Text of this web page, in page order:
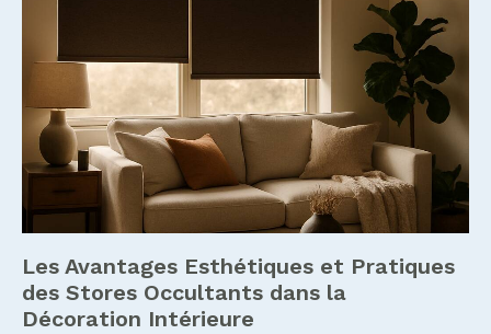
Les Avantages Esthétiques et Pratiques
des Stores Occultants dans la
Décoration Intérieure